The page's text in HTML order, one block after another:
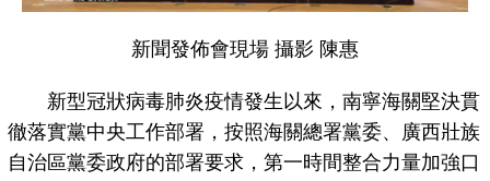
新聞發佈會現場 攝影 陳惠
新型冠狀病毒肺炎疫情發生以來，南寧海關堅決貫
徹落實黨中央工作部署，按照海關總署黨委、廣西壯族
自治區黨委政府的部署要求，第一時間整合力量加強口